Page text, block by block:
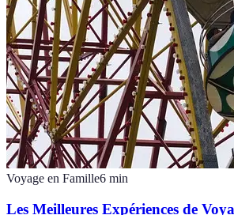
Voyage en Famille6 min
Les Meilleures Expériences de